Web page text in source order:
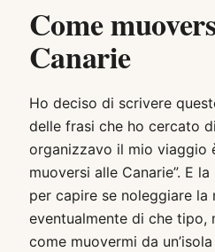
Come
Canarie
Ho deciso di scrivere
delle frasi che ho cercato
organizzavo il mio viaggio
muoversi alle Canarie”. E
per capire se noleggiare la
eventualmente di che tipo,
come muovermi da un’isola